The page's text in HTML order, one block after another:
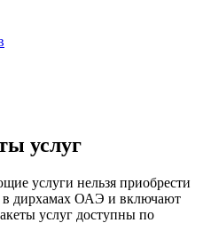
услуг
услуги нельзя приобрести
дирхамах ОАЭ и включают
услуг доступны по